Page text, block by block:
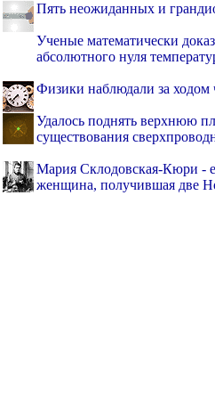
Пять неожиданных и
Ученые математически
абсолютного нуля
Физики наблюдали за ходом
Удалось поднять верхнюю
существования
Мария Склодовская-Кюри -
женщина, получившая две